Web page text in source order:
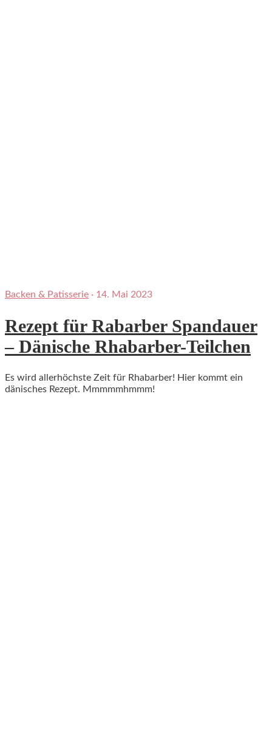
Backen & Patisserie · 14. Mai 2023
Rezept für Rabarber Spandauer
– Dänische Rhabarber-Teilchen
Es wird allerhöchste Zeit für Rhabarber! Hier kommt ein
dänisches Rezept. Mmmmmhmmm!